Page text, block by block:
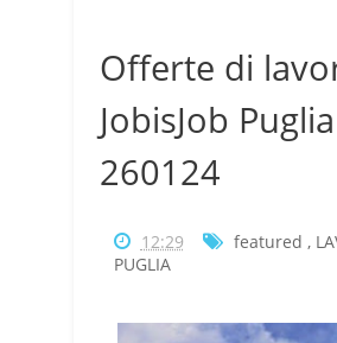
Offerte di
JobisJob Puglia
260124
12:29 featured ,
PUGLIA